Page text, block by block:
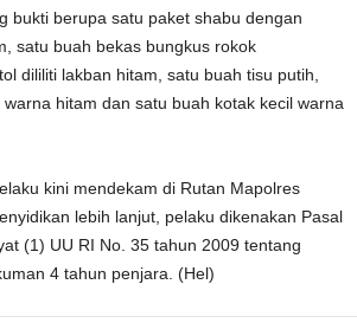
bukti berupa satu paket shabu dengan
satu buah bekas bungkus rokok
dililiti lakban hitam, satu buah tisu putih,
hitam dan satu buah kotak kecil warna
kini mendekam di Rutan Mapolres
lebih lanjut, pelaku dikenakan Pasal
(1) UU RI No. 35 tahun 2009 tentang
4 tahun penjara. (Hel)